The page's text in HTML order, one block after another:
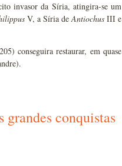
invasor da Síria, atingira-se um
V, a Síria deAntiochus III e
conseguira restaurar, em quase
conquistas